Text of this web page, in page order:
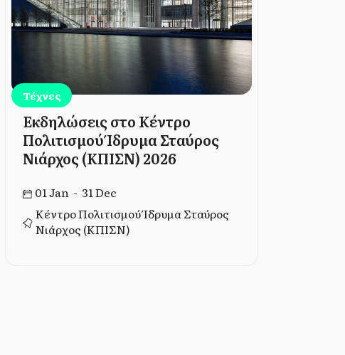
Τέχνες
Εκδηλώσεις στο Κέντρο
Πολιτισμού Ίδρυμα Σταύρος
Νιάρχος (ΚΠΙΣΝ) 2026
01 Jan - 31 Dec
Κέντρο Πολιτισμού Ίδρυμα Σταύρος
Νιάρχος (ΚΠΙΣΝ)